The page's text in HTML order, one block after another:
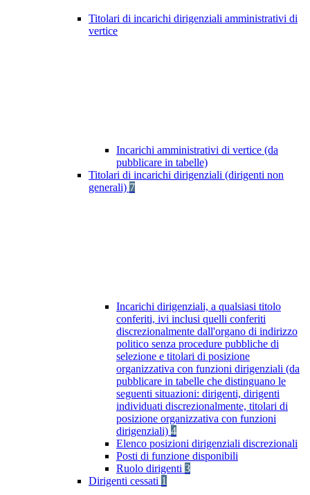
Titolari di incarichi dirigenziali amministrativi di
vertice
Incarichi amministrativi di vertice (da
pubblicare in tabelle)
Titolari di incarichi dirigenziali (dirigenti non
generali) 7
Incarichi dirigenziali, a qualsiasi titolo
conferiti, ivi inclusi quelli conferiti
discrezionalmente dall'organo di indirizzo
politico senza procedure pubbliche di
selezione e titolari di posizione
organizzativa con funzioni dirigenziali (da
pubblicare in tabelle che distinguano le
seguenti situazioni: dirigenti, dirigenti
individuati discrezionalmente, titolari di
posizione organizzativa con funzioni
dirigenziali) 4
Elenco posizioni dirigenziali discrezionali
Posti di funzione disponibili
Ruolo dirigenti 3
Dirigenti cessati 1